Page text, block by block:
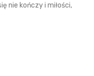
nie kończy i miłości,